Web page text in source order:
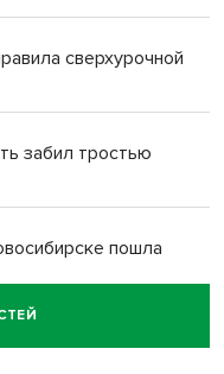
сверхурочной
забил тростью
пошла